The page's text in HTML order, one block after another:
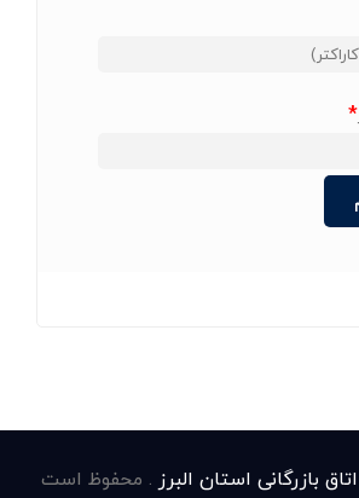
*
اتاق بازرگانی استان البرز . محفوظ است